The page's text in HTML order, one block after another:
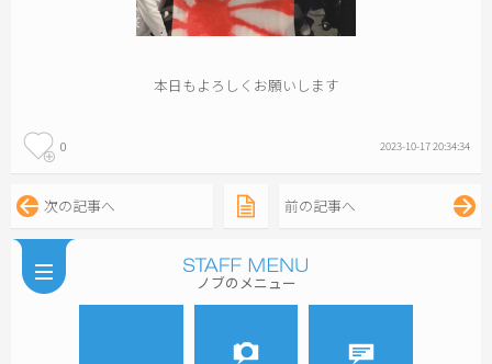
本日もよろしくお願いします
0 2023-10-17 20:34:34
次の記事へ 前の記事へ
ノブのメニュー